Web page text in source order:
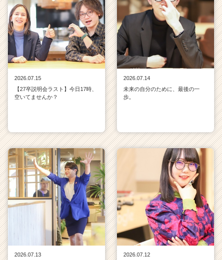
2026.07.15
【27卒説明会ラスト】今日17時、
空いてませんか？
2026.07.14
未来の自分のために、最後の一
歩。
2026.07.13
2026.07.12